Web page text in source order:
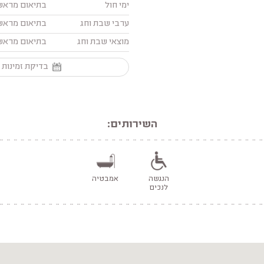
ימי חול
בתיאום
ערבי שבת וחג
בתיאום
מוצאי שבת וחג
בתיאום
בדיקת
השירותים:
הנגשה
לנכים
אמבטיה